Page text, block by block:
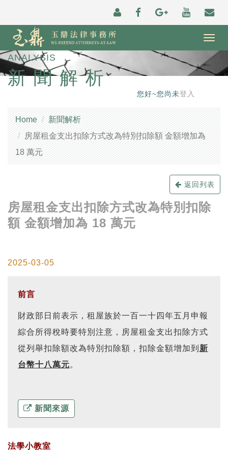
ANALYSIS
新聞解析
您好~您尚未登入
Home
新聞解析
房屋租金支出扣除方式改為特別扣除額 金額增加為
18 萬元
返回列表
房屋租金支出扣除方式改為特別扣除
額 金額增加為 18 萬元
2025-03-05
前言
財政部日前表示，租屋族於一百一十四年五月申報
綜合所得稅時要特別注意，房屋租金支出扣除方式
從列舉扣除額改為特別扣除額，扣除金額增加到 新
台幣十八萬元。
新聞來源
法學小教室